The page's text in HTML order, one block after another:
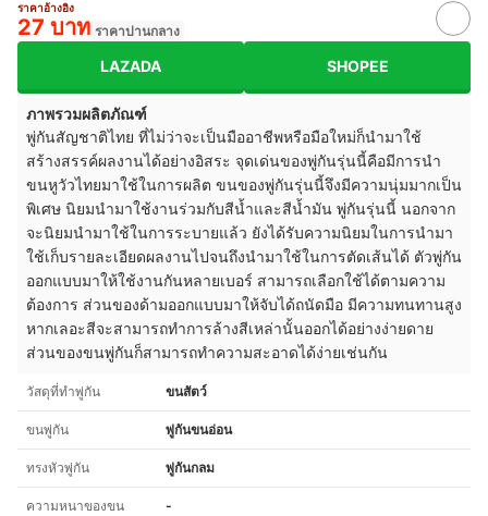
ราคาอ้างอิง
27 บาท ราคาปานกลาง
LAZADA SHOPEE
ภาพรวมผลิตภัณฑ์
พู่กันสัญชาติไทย ที่ไม่ว่าจะเป็นมืออาชีพหรือมือใหม่ก็นำมาใช้
สร้างสรรค์ผลงานได้อย่างอิสระ จุดเด่นของพู่กันรุ่นนี้คือมีการนำ
ขนหูวัวไทยมาใช้ในการผลิต ขนของพู่กันรุ่นนี้จึงมีความนุ่มมากเป็น
พิเศษ นิยมนำมาใช้งานร่วมกับสีน้ำและสีน้ำมัน พู่กันรุ่นนี้ นอกจาก
จะนิยมนำมาใช้ในการระบายแล้ว ยังได้รับความนิยมในการนำมา
ใช้เก็บรายละเอียดผลงานไปจนถึงนำมาใช้ในการตัดเส้นได้ ตัวพู่กัน
ออกแบบมาให้ใช้งานกันหลายเบอร์ สามารถเลือกใช้ได้ตามความ
ต้องการ ส่วนของด้ามออกแบบมาให้จับได้ถนัดมือ มีความทนทานสูง
หากเลอะสีจะสามารถทำการล้างสีเหล่านั้นออกได้อย่างง่ายดาย
ส่วนของขนพู่กันก็สามารถทำความสะอาดได้ง่ายเช่นกัน
วัสดุที่ทำพู่กัน ขนสัตว์
ขนพู่กัน พู่กันขนอ่อน
ทรงหัวพู่กัน พู่กันกลม
ความหนาของขน
-